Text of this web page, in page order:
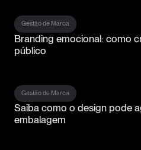
Gestão de Marca
Branding emocional: como
público
Gestão de Marca
Saiba como o design pode
embalagem